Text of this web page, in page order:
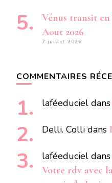
Vénus transit
Aout 2026
7 juillet 2026
COMMENTAIRES
laféeduciel dans
Delli. Colli dans
laféeduciel dans
Votre rdv avec